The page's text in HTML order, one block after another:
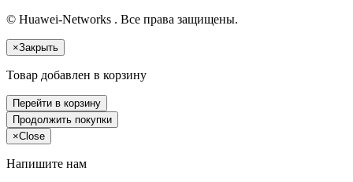
© Huawei-Networks . Все права защищены.
×Закрыть
Товар добавлен в корзину
Перейти в корзину
Продолжить покупки
×Close
Напишите нам